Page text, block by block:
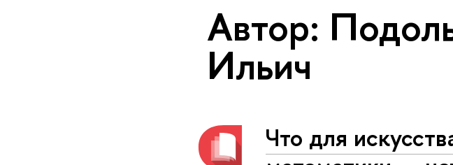
Автор:
Ильич
Что для